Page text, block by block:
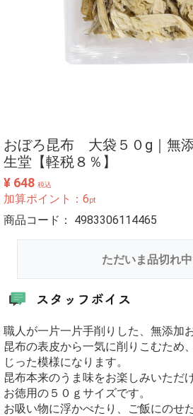
おぼろ昆布 大袋５０g｜無
生堂【軽税８％】
¥ 648 税込
加算ポイント： 6pt
商品コード： 4983306114465
ただいま品切れ
職人が一片一片手削りした、無添加
昆布の表皮から一気に削りこむため
じった模様になります。
昆布本来のうま味をお楽しみいただ
お徳用の５０ｇサイズです。
お吸い物に浮かべたり、ご飯にのせ